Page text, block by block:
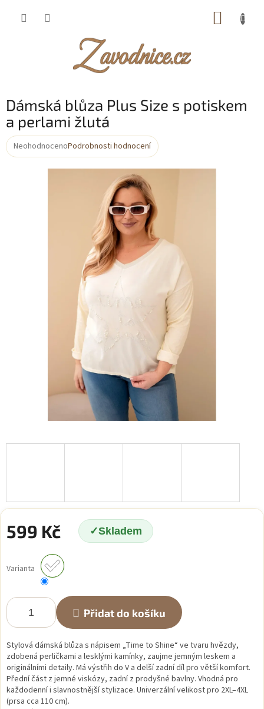
Dámská blůza Plus Size s potiskem
a perlami žlutá
Průměrné
NeohodnocenoPodrobnosti hodnocení
599 Kč Skladem
cena:
Varianta
Přidat do košíku
Stylová dámská blůza s nápisem „Time to Shine“ ve tvaru hvězdy,
zdobená perličkami a lesklými kamínky, zaujme jemným leskem a
originálními detaily. Má výstřih do V a delší zadní díl pro větší komfort.
Přední část z jemné viskózy, zadní z prodyšné bavlny. Vhodná pro
každodenní i slavnostnější stylizace. Univerzální velikost pro 2XL–4XL
(prsa cca 110 cm).